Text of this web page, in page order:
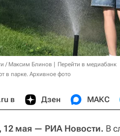
/ Максим Блинов
Перейти в медиабанк
в парке. Архивное фото
в Дзен МАКС
мая — РИА Новости. В